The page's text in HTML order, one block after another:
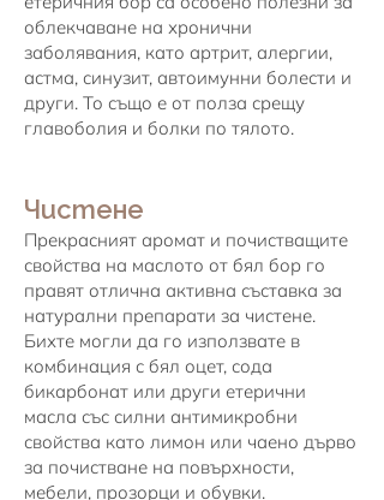
облекчаване на хронични
заболявания, като артрит, алергии,
астма, синузит, автоимунни болести и
други. То също е от полза срещу
главоболия и болки по тялото.
Чистене
Прекрасният аромат и почистващите
свойства на маслото от бял бор го
правят отлична активна съставка за
натурални препарати за чистене.
Бихте могли да го използвате в
комбинация с бял оцет, сода
бикарбонат или други етерични
масла със силни антимикробни
свойства като лимон или чаено дърво
за почистване на повърхности,
мебели, прозорци и обувки.